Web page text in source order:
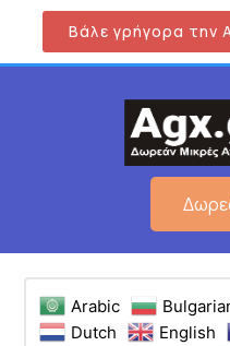
Βάλε γρήγορα την
Arabic
Dutch
English